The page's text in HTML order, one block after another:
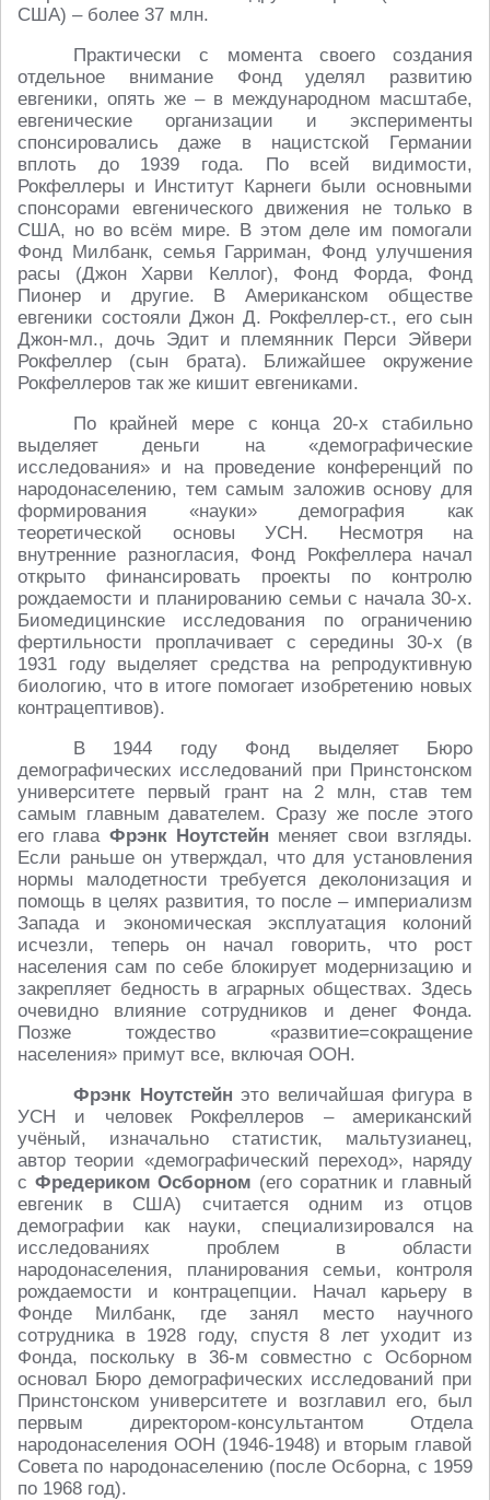
США) – более 37 млн.
Практически с момента своего создания
отдельное внимание Фонд уделял развитию
евгеники, опять же – в международном масштабе,
евгенические организации и эксперименты
спонсировались даже в нацистской Германии
вплоть до 1939 года. По всей видимости,
Рокфеллеры и Институт Карнеги были основными
спонсорами евгенического движения не только в
США, но во всём мире. В этом деле им помогали
Фонд Милбанк, семья Гарриман, Фонд улучшения
расы (Джон Харви Келлог), Фонд Форда, Фонд
Пионер и другие. В Американском обществе
евгеники состояли Джон Д. Рокфеллер-ст., его сын
Джон-мл., дочь Эдит и племянник Перси Эйвери
Рокфеллер (сын брата). Ближайшее окружение
Рокфеллеров так же кишит евгениками.
По крайней мере с конца 20-х стабильно
выделяет деньги на «демографические
исследования» и на проведение конференций по
народонаселению, тем самым заложив основу для
формирования «науки» демография как
теоретической основы УСН. Несмотря на
внутренние разногласия, Фонд Рокфеллера начал
открыто финансировать проекты по контролю
рождаемости и планированию семьи с начала 30-х.
Биомедицинские исследования по ограничению
фертильности проплачивает с середины 30-х (в
1931 году выделяет средства на репродуктивную
биологию, что в итоге помогает изобретению новых
контрацептивов).
В 1944 году Фонд выделяет Бюро
демографических исследований при Принстонском
университете первый грант на 2 млн, став тем
самым главным давателем. Сразу же после этого
его глава Фрэнк Ноутстейн меняет свои взгляды.
Если раньше он утверждал, что для установления
нормы малодетности требуется деколонизация и
помощь в целях развития, то после – империализм
Запада и экономическая эксплуатация колоний
исчезли, теперь он начал говорить, что рост
населения сам по себе блокирует модернизацию и
закрепляет бедность в аграрных обществах. Здесь
очевидно влияние сотрудников и денег Фонда.
Позже тождество «развитие=сокращение
населения» примут все, включая ООН.
Фрэнк Ноутстейн это величайшая фигура в
УСН и человек Рокфеллеров – американский
учёный, изначально статистик, мальтузианец,
автор теории «демографический переход», наряду
с Фредериком Осборном (его соратник и главный
евгеник в США) считается одним из отцов
демографии как науки, специализировался на
исследованиях проблем в области
народонаселения, планирования семьи, контроля
рождаемости и контрацепции. Начал карьеру в
Фонде Милбанк, где занял место научного
сотрудника в 1928 году, спустя 8 лет уходит из
Фонда, поскольку в 36-м совместно с Осборном
основал Бюро демографических исследований при
Принстонском университете и возглавил его, был
первым директором-консультантом Отдела
народонаселения ООН (1946-1948) и вторым главой
Совета по народонаселению (после Осборна, с 1959
по 1968 год).